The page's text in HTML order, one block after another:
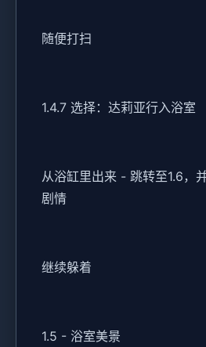
随便打扫
1.4.7 选择：达莉亚行入浴室
从浴缸里出来 - 跳转至1.6，
剧情
继续躲着
1.5 - 浴室美景